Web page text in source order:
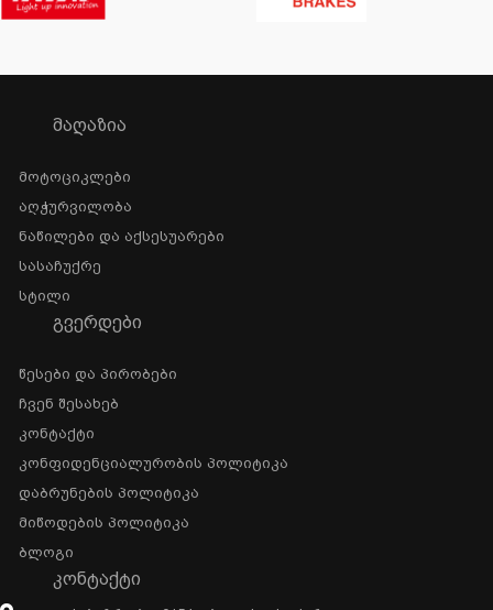
ᲛᲐᲦᲐᲖᲘᲐ
Მოტოციკლები
Აღჭურვილობა
Ნაწილები Და Აქსესუარები
Სასაჩუქრე
Სტილი
ᲒᲕᲔᲠᲓᲔᲑᲘ
Წესები Და Პირობები
Ჩვენ Შესახებ
Კონტაქტი
Კონფიდენციალურობის Პოლიტიკა
Დაბრუნების Პოლიტიკა
Მიწოდების Პოლიტიკა
Ბლოგი
ᲙᲝᲜᲢᲐᲥᲢᲘ